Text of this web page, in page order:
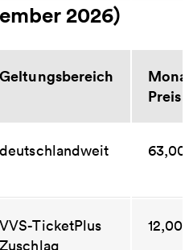
2026)
Geltungsbereich
Preis
deutschlandweit
VVS-TicketPlus
Zuschlag
12,00